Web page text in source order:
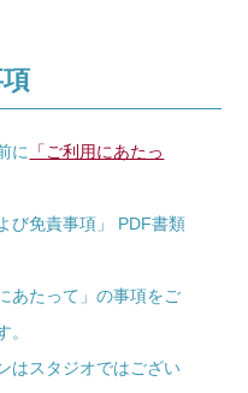
に 「ご利用にあたっ
び免責事項」 PDF書類
あたって」の事項をご
。
はスタジオではござい